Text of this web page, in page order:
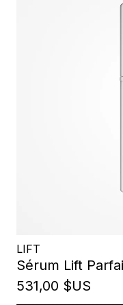
LIFT
Sérum Lift
531,00 $US